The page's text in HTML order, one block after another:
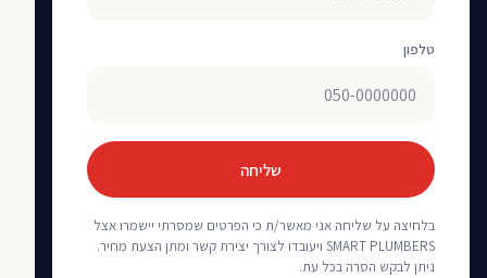
טלפון
שליחה
בלחיצה על שליחה אני מאשר/ת כי הפרטים שמסרתי יישמרו אצל
SMART PLUMBERS ויעובדו לצורך יצירת קשר ומתן הצעת מחיר.
ניתן לבקש הסרה בכל עת.